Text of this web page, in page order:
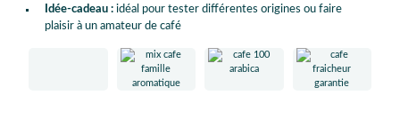
Idée-cadeau : idéal pour tester différentes origines ou faire
plaisir à un amateur de café